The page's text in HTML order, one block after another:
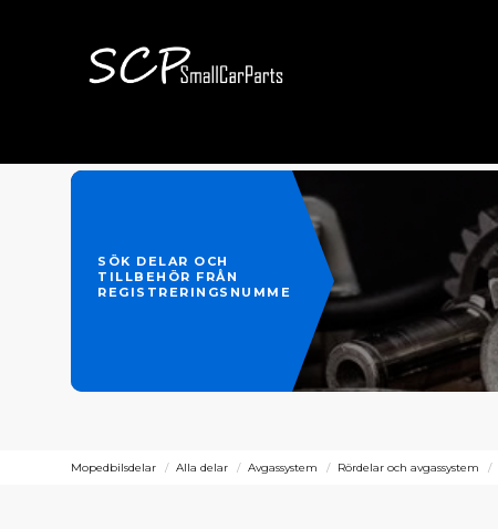
SÖK DELAR OCH
TILLBEHÖR FRÅN
REGISTRERINGSNUMMER
Mopedbilsdelar Alla delar Avgassystem Rördelar och avgassystem